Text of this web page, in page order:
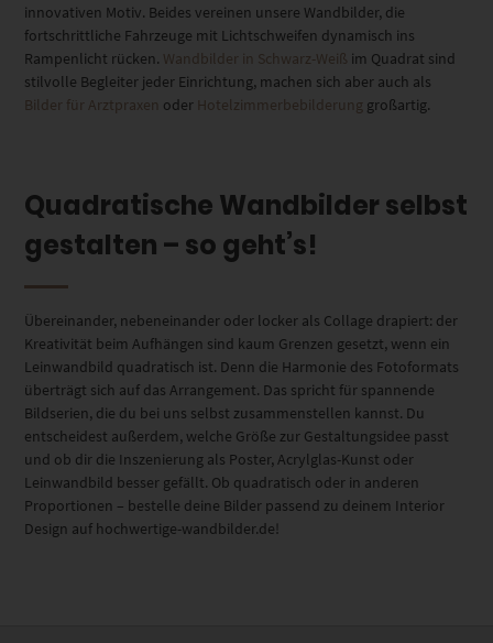
innovativen Motiv. Beides vereinen unsere Wandbilder, die
fortschrittliche Fahrzeuge mit Lichtschweifen dynamisch ins
Rampenlicht rücken. Wandbilder in Schwarz-Weiß im Quadrat sind
stilvolle Begleiter jeder Einrichtung, machen sich aber auch als
Bilder für Arztpraxen oder Hotelzimmerbebilderung großartig.
Quadratische Wandbilder selbst
gestalten – so geht’s!
Übereinander, nebeneinander oder locker als Collage drapiert: der
Kreativität beim Aufhängen sind kaum Grenzen gesetzt, wenn ein
Leinwandbild quadratisch ist. Denn die Harmonie des Fotoformats
überträgt sich auf das Arrangement. Das spricht für spannende
Bildserien, die du bei uns selbst zusammenstellen kannst. Du
entscheidest außerdem, welche Größe zur Gestaltungsidee passt
und ob dir die Inszenierung als Poster, Acrylglas-Kunst oder
Leinwandbild besser gefällt. Ob quadratisch oder in anderen
Proportionen – bestelle deine Bilder passend zu deinem Interior
Design auf hochwertige-wandbilder.de!